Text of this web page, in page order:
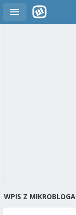
WPIS Z MIKROBLOGA